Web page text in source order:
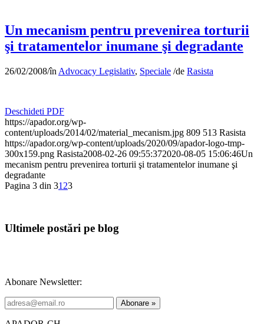
Un mecanism pentru prevenirea torturii
şi tratamentelor inumane şi degradante
26/02/2008/în Advocacy Legislativ, Speciale /de Rasista
Deschideti PDF
https://apador.org/wp-
content/uploads/2014/02/material_mecanism.jpg 809 513 Rasista
https://apador.org/wp-content/uploads/2020/09/apador-logo-tmp-
300x159.png Rasista2008-02-26 09:55:372020-08-05 15:06:46Un
mecanism pentru prevenirea torturii şi tratamentelor inumane şi
degradante
Pagina 3 din 31 23
Ultimele postări pe blog
Abonare Newsletter: